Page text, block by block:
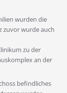
wurden die
zuvor wurde auch
zu der
an der
befindliches